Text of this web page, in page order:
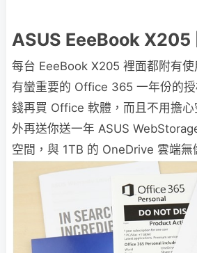
ASUS EeeBook X205
每台 EeeBook X205 裡面都附有
有蠻重要的 Office 365 一年份的
錢再買 Office 軟體，而且不用擔
外再送你送一年 ASUS
空間，與 1TB 的 OneDrive 雲端無